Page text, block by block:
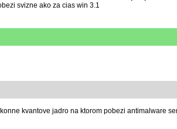
svizne ako za cias win 3.1
kvantove jadro na ktorom pobezi antimalware